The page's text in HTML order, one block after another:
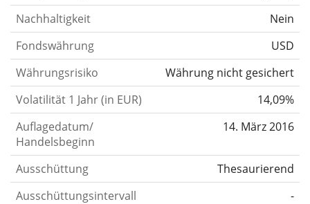
Nachhaltigkeit
Nein
Fondswährung
USD
Währungsrisiko
Währung nicht gesichert
Volatilität 1 Jahr (in EUR)
14,09%
Auflagedatum/
Handelsbeginn
14. März 2016
Ausschüttung
Thesaurierend
Ausschüttungsintervall
-